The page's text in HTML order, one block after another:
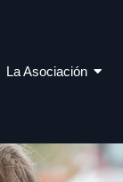
La Asociación